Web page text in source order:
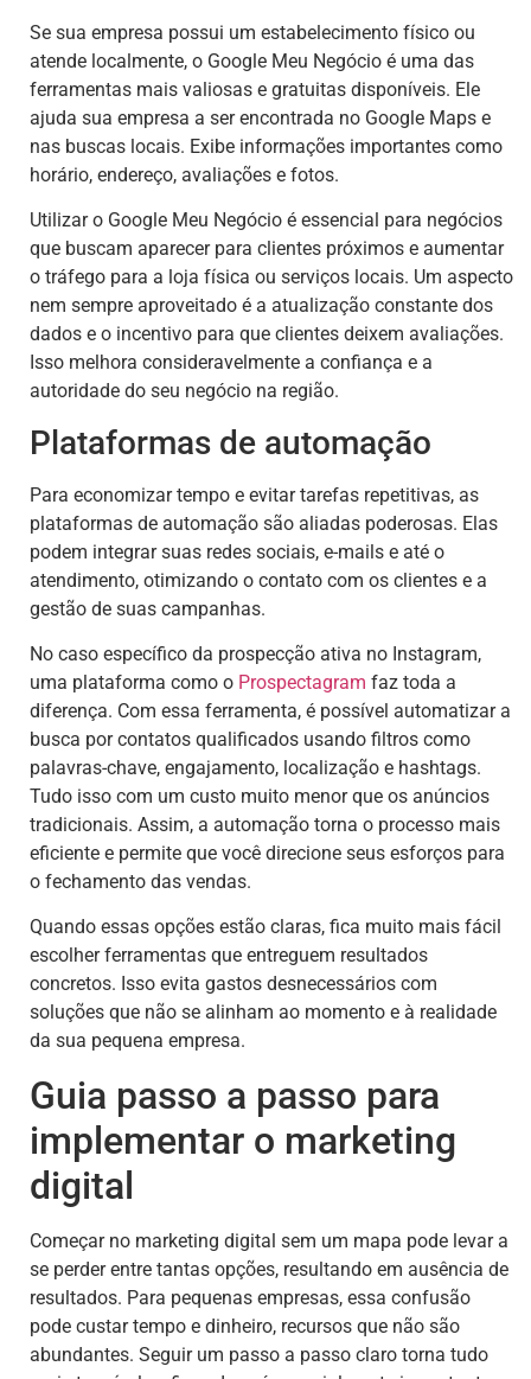
Se sua empresa possui um estabelecimento físico ou
atende localmente, o Google Meu Negócio é uma das
ferramentas mais valiosas e gratuitas disponíveis. Ele
ajuda sua empresa a ser encontrada no Google Maps e
nas buscas locais. Exibe informações importantes como
horário, endereço, avaliações e fotos.
Utilizar o Google Meu Negócio é essencial para negócios
que buscam aparecer para clientes próximos e aumentar
o tráfego para a loja física ou serviços locais. Um aspecto
nem sempre aproveitado é a atualização constante dos
dados e o incentivo para que clientes deixem avaliações.
Isso melhora consideravelmente a confiança e a
autoridade do seu negócio na região.
Plataformas de automação
Para economizar tempo e evitar tarefas repetitivas, as
plataformas de automação são aliadas poderosas. Elas
podem integrar suas redes sociais, e-mails e até o
atendimento, otimizando o contato com os clientes e a
gestão de suas campanhas.
No caso específico da prospecção ativa no Instagram,
uma plataforma como o Prospectagram faz toda a
diferença. Com essa ferramenta, é possível automatizar a
busca por contatos qualificados usando filtros como
palavras-chave, engajamento, localização e hashtags.
Tudo isso com um custo muito menor que os anúncios
tradicionais. Assim, a automação torna o processo mais
eficiente e permite que você direcione seus esforços para
o fechamento das vendas.
Quando essas opções estão claras, fica muito mais fácil
escolher ferramentas que entreguem resultados
concretos. Isso evita gastos desnecessários com
soluções que não se alinham ao momento e à realidade
da sua pequena empresa.
Guia passo a passo para
implementar o marketing
digital
Começar no marketing digital sem um mapa pode levar a
se perder entre tantas opções, resultando em ausência de
resultados. Para pequenas empresas, essa confusão
pode custar tempo e dinheiro, recursos que não são
abundantes. Seguir um passo a passo claro torna tudo